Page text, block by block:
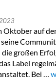
Oktober auf
großen
Label
Bei …